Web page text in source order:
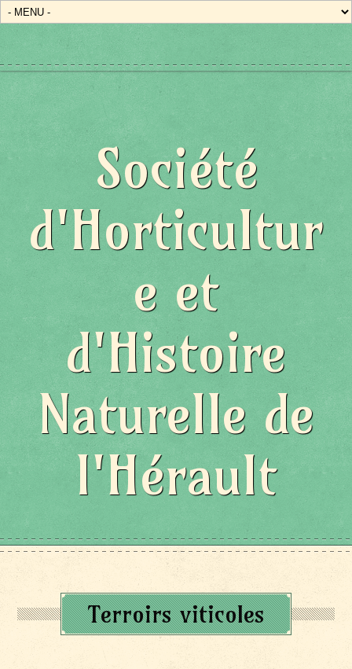
Société
d'Horticultur
e et
d'Histoire
Naturelle de
l'Hérault
Terroirs viticoles